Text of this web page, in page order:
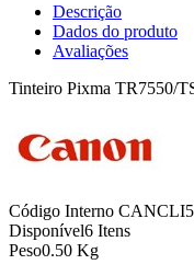
Descrição
Dados do produto
Avaliações
Tinteiro Pixma TR7550/
Código Interno
Disponível6 Itens
Peso0.50 Kg